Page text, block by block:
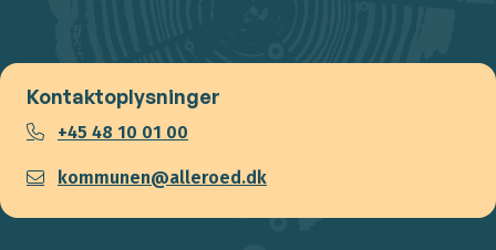
Kontaktoplysninger
+45 48 10 01 00
kommunen@alleroed.dk